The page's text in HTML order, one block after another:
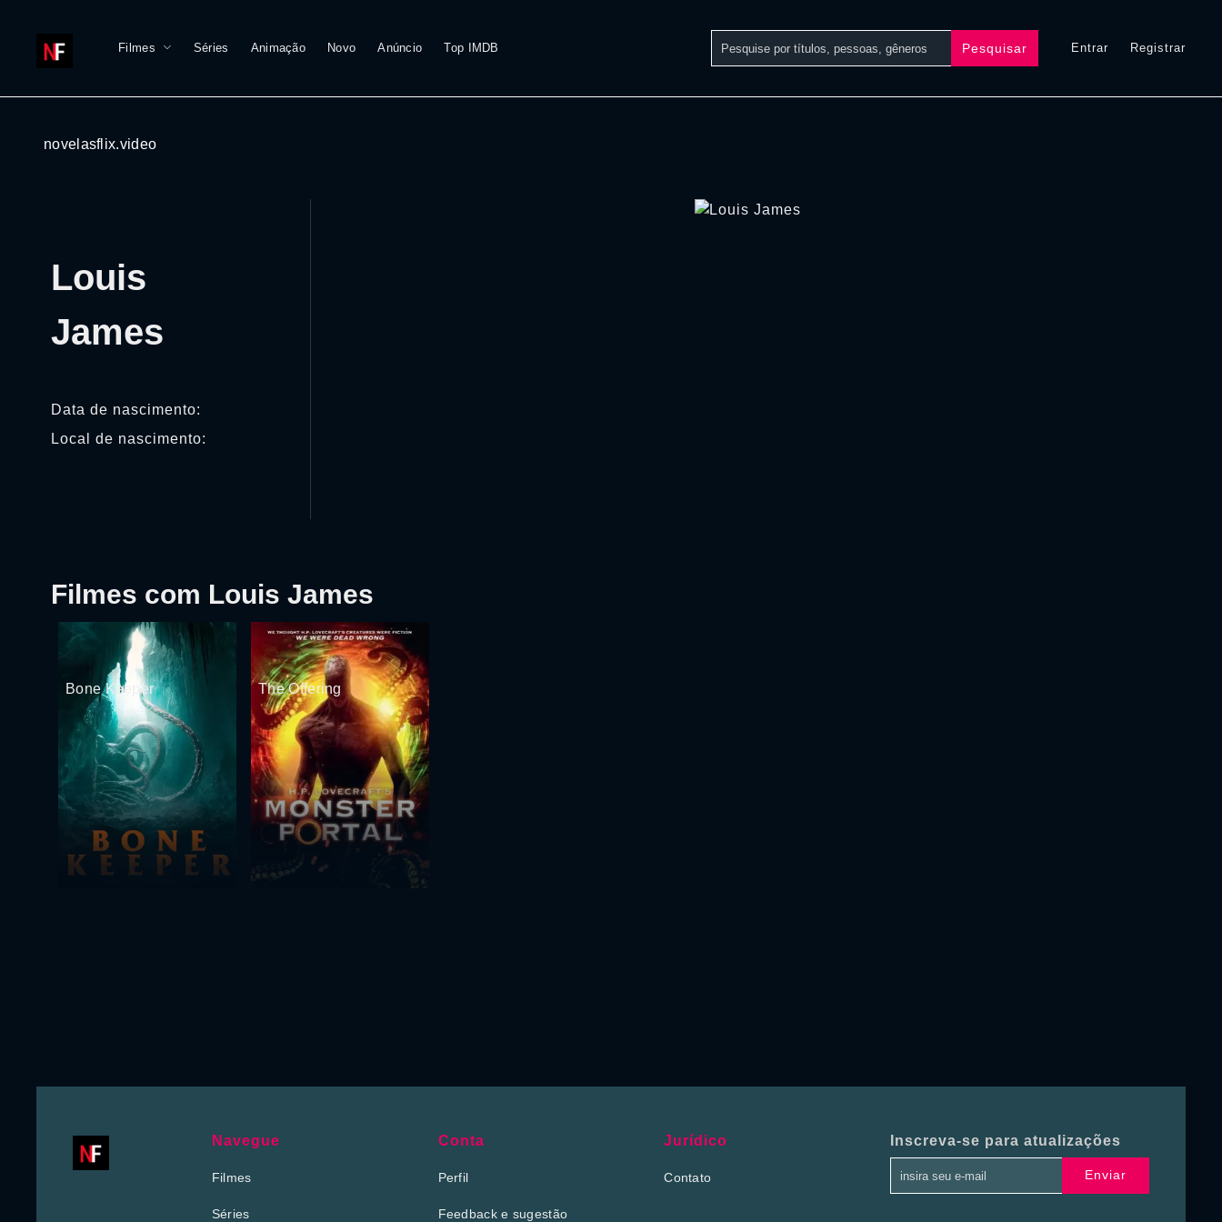
Filmes Séries Animação Novo Anúncio Top IMDB Pesquisar Entrar Registrar
novelasflix.video
Louis
James
Data de nascimento:
Local de nascimento:
Filmes com Louis James
Bone Keeper The Offering
Navegue
Filmes
Séries
Conta
Perfil
Feedback e sugestão
Jurídico
Contato
Inscreva-se para atualizações
Enviar